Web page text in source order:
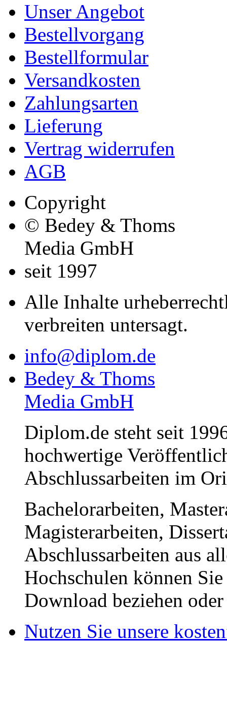
Unser Angebot
Bestellvorgang
Bestellformular
Versandkosten
Zahlungsarten
Lieferung
Vertrag widerrufen
AGB
Copyright
© Bedey & Thoms
Media GmbH
seit 1997
Alle Inhalte
verbreiten untersagt.
info@diplom.de
Bedey & Thoms
Media GmbH
Diplom.de steht seit
hochwertige
Abschlussarbeiten im
Bachelorarbeiten,
Magisterarbeiten,
Abschlussarbeiten aus
Hochschulen können
Download beziehen
Nutzen Sie unsere